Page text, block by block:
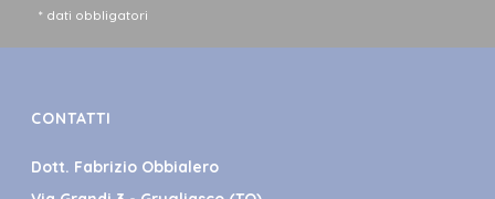
* dati obbligatori
CONTATTI
Dott. Fabrizio Obbialero